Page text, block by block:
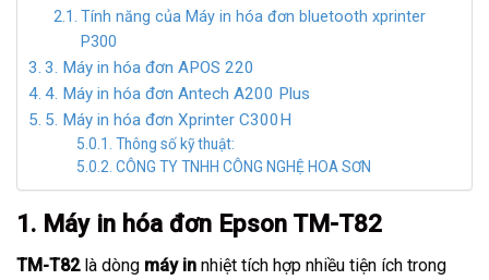
Tính năng của Máy in hóa đơn bluetooth xprinter
P300
3. Máy in hóa đơn APOS 220
4. Máy in hóa đơn Antech A200 Plus
5. Máy in hóa đơn Xprinter C300H
Thông số kỹ thuật:
CÔNG TY TNHH CÔNG NGHỆ HOA SƠN
1. Máy in hóa đơn Epson TM-T82
TM-T82là dòng máy in nhiệt tích hợp nhiều tiện ích trong